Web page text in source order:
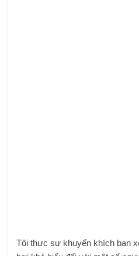
Tôi thực sự khuyến khích bạn